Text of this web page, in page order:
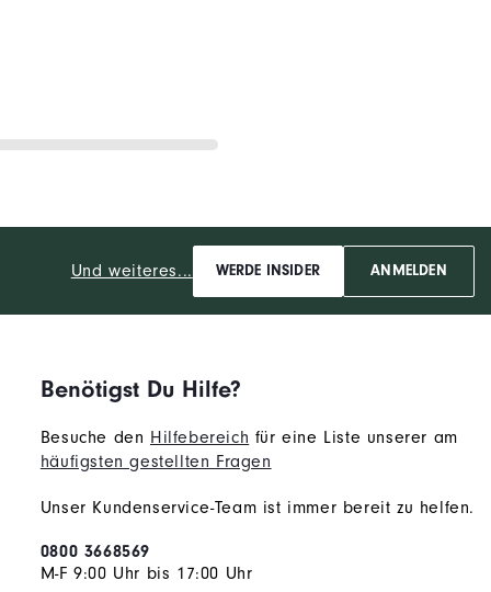
Und weiteres... WERDE INSIDER ANMELDEN
Benötigst Du Hilfe?
Besuche den Hilfebereich für eine Liste unserer am
häufigsten gestellten Fragen
Unser Kundenservice-Team ist immer bereit zu helfen.
0800 3668569
M-F 9:00 Uhr bis 17:00 Uhr